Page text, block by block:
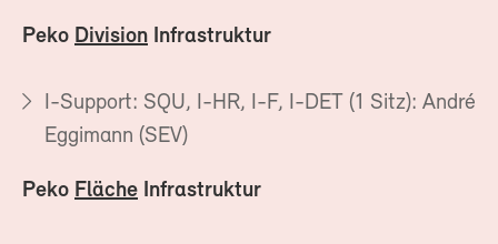
Peko Division Infrastruktur
I-Support: SQU, I-HR, I-F, I-DET (1 Sitz): André
Eggimann (SEV)
Peko Fläche Infrastruktur